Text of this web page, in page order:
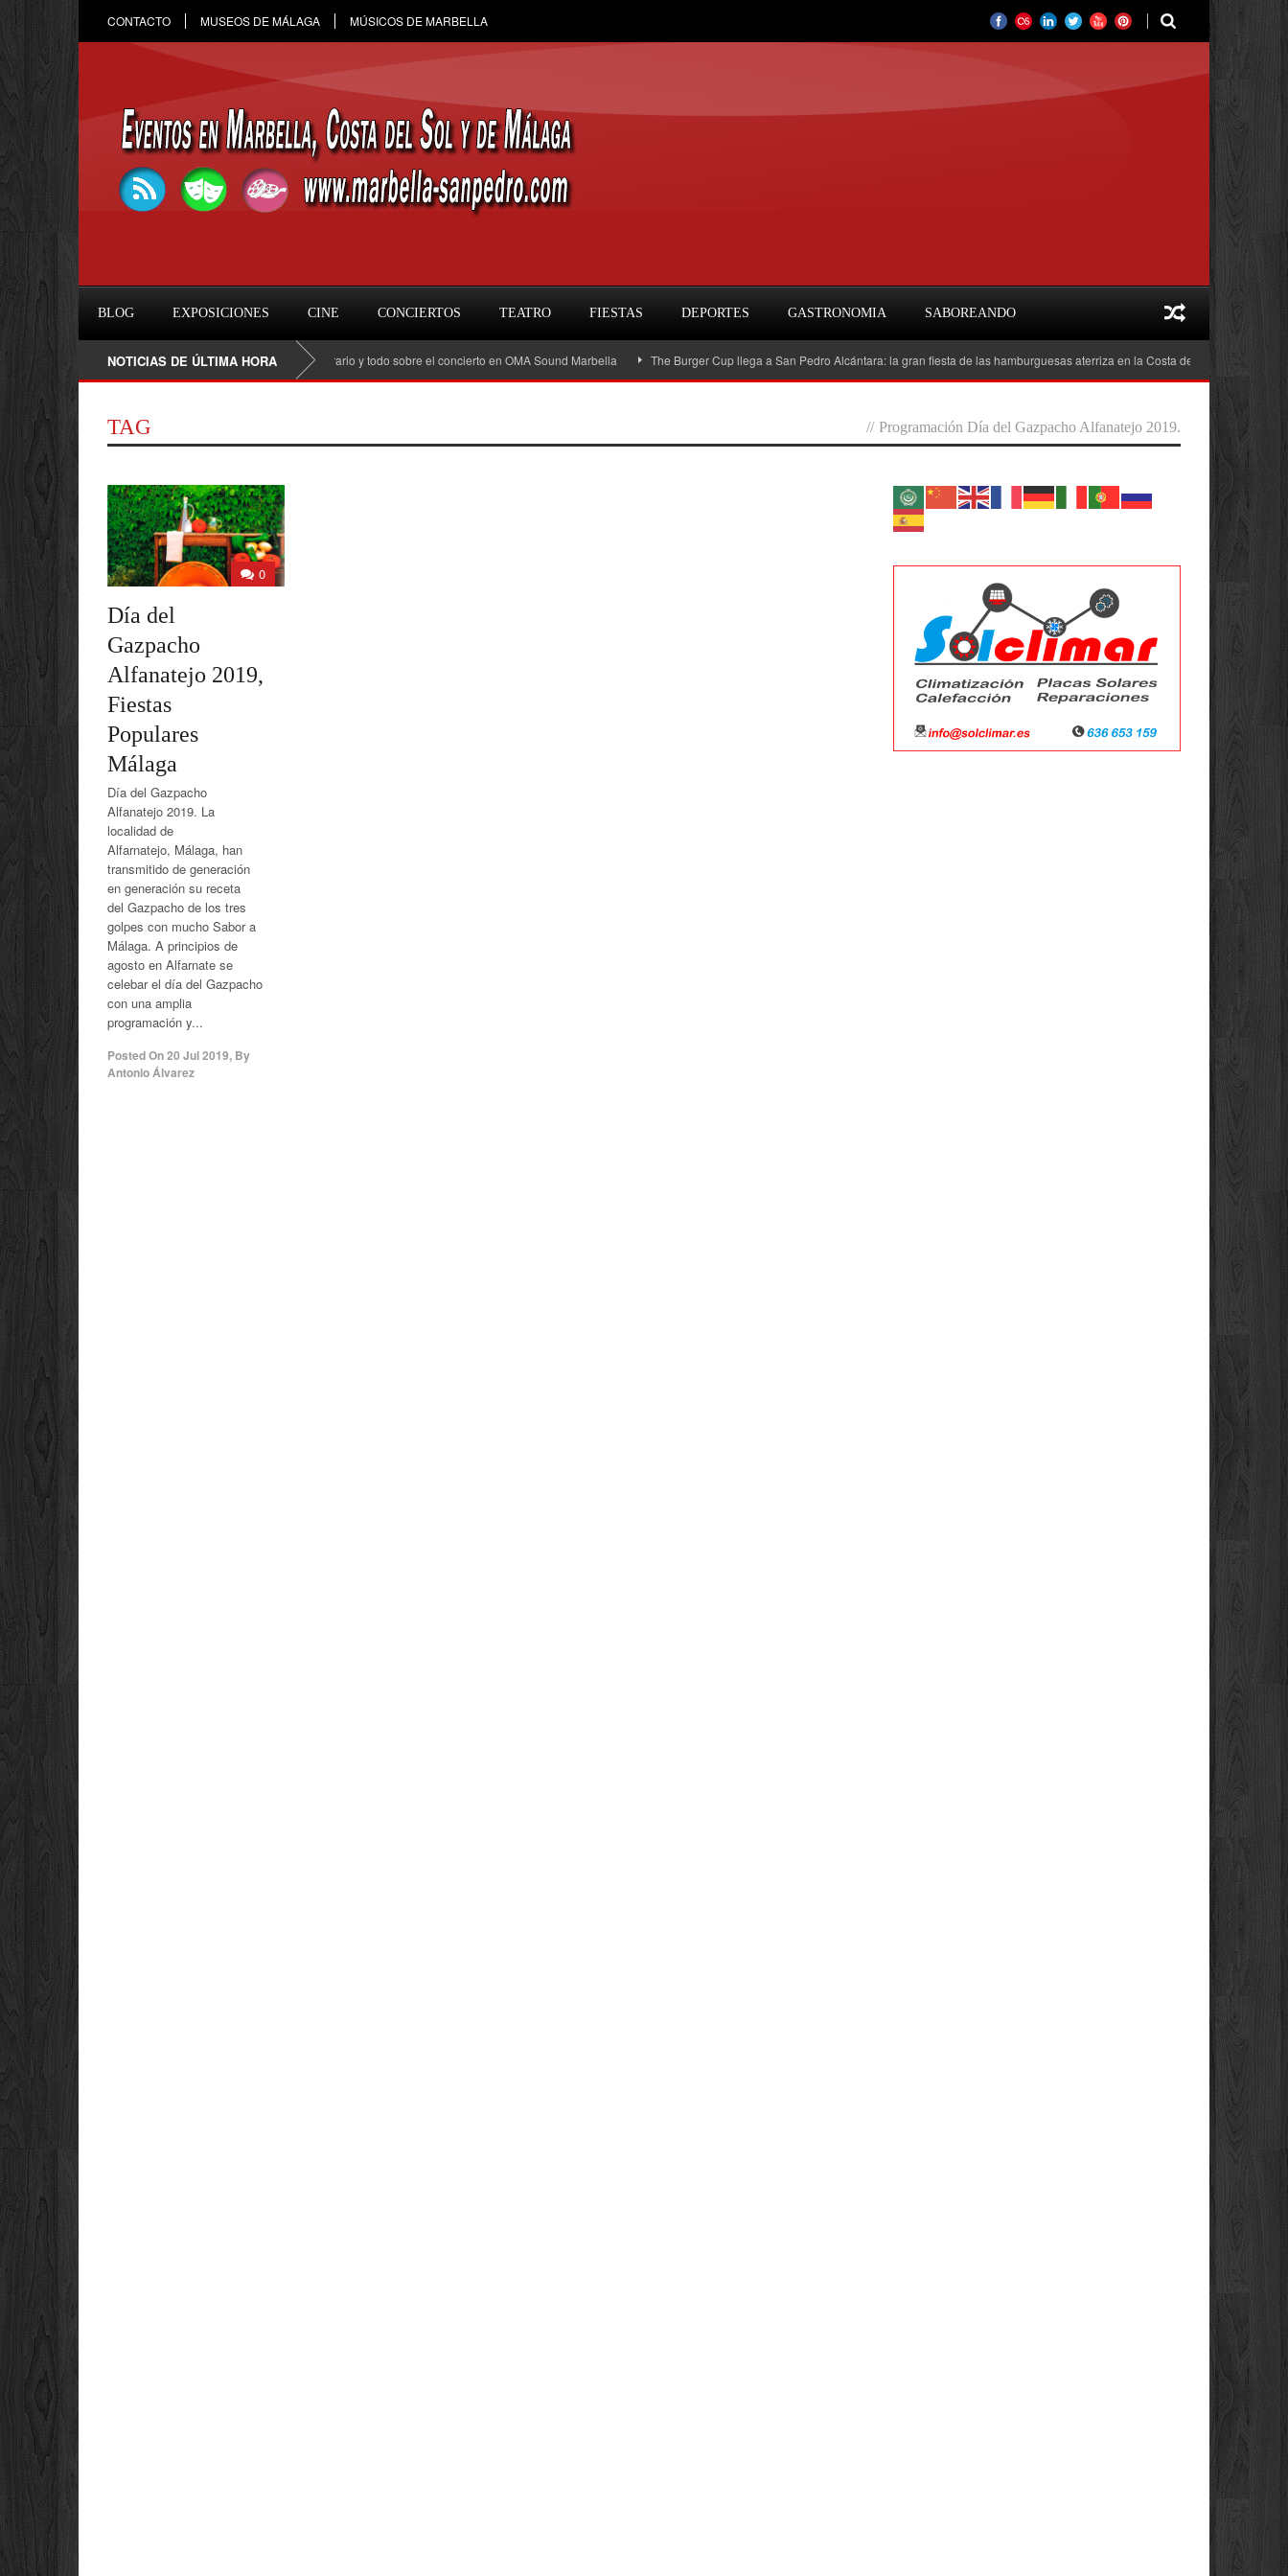
CONTACTO MUSEOS DE MÁLAGA MÚSICOS DE MARBELLA
BLOG EXPOSICIONES CINE CONCIERTOS TEATRO FIESTAS DEPORTES GASTRONOMIA SABOREANDO
NOTICIAS DE ÚLTIMA HORA
Raule en Marbella 2026: fecha, entradas, horario y todo sobre el concierto en OMA Sound Marbella The Burger Cup llega a San Pedro Alcántara: la gran fiesta de las hamburguesas aterriza en la Costa del Sol
TAG // Programación Día del Gazpacho Alfanatejo 2019.
0
Día del
Gazpacho
Alfanatejo 2019,
Fiestas
Populares
Málaga
Día del Gazpacho
Alfanatejo 2019. La
localidad de
Alfarnatejo, Málaga, han
transmitido de generación
en generación su receta
del Gazpacho de los tres
golpes con mucho Sabor a
Málaga. A principios de
agosto en Alfarnate se
celebar el día del Gazpacho
con una amplia
programación y...
Posted On20 Jul 2019, By
Antonio Álvarez